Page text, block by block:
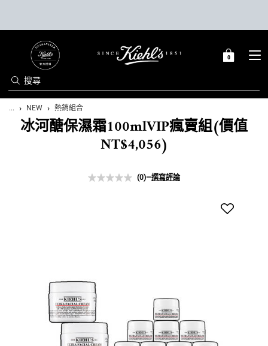
搜尋
購0
0 PRODUCT IN
Main content
... NEW 熱銷組合
冰河醣保濕霜100mlVIP瘋賣組(價值
NT$4,056)
(0)—撰寫評論